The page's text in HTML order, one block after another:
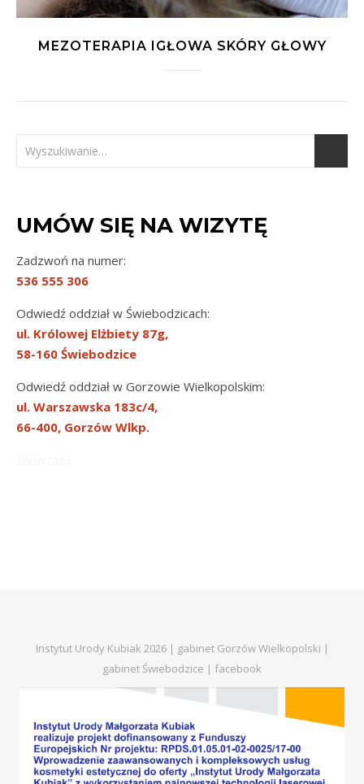
MEZOTERAPIA IGŁOWA SKÓRY GŁOWY
UMÓW SIĘ NA WIZYTĘ
Zadzwoń na numer:
536 555 306
Odwiedź oddział w Świebodzicach:
ul. Królowej Elżbiety 87g,
58-160 Świebodzice
Odwiedź oddział w Gorzowie Wielkopolskim:
ul. Warszawska 183c/4,
66-400, Gorzów Wlkp.
Instytut Urody Kubiak 2026 | gabinet Gorzów Wielkopolski |
gabinet Świebodzice | facebook